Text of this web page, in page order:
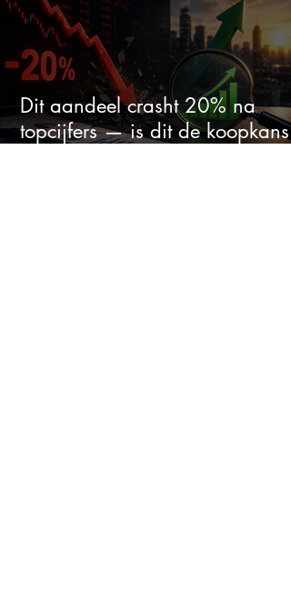
Dit aandeel crasht 20% na
topcijfers — is dit de koopkans